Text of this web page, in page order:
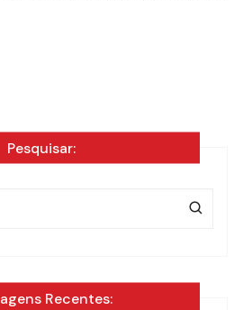
Pesquisar:
Recentes: